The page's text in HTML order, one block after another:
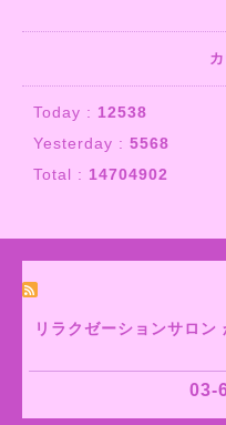
Today : 12538
Yesterday : 5568
Total : 14704902
リラクゼーションサロ
03-